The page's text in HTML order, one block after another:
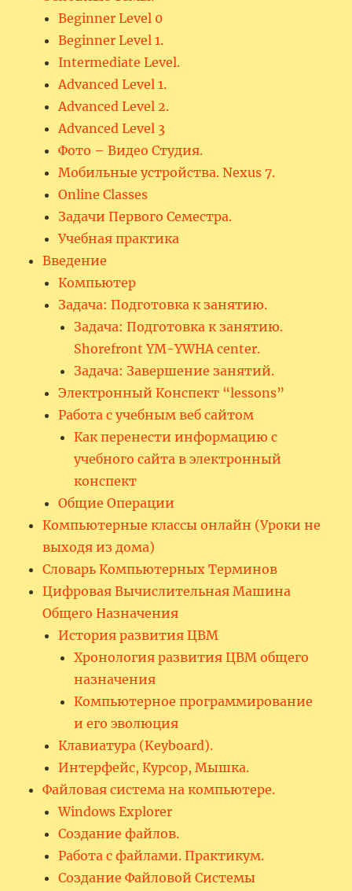
Beginner Level 0
Beginner Level 1.
Intermediate Level.
Advanced Level 1.
Advanced Level 2.
Advanced Level 3
Фото – Видео Студия.
Мобильные устройства. Nexus 7.
Online Classes
Задачи Первого Семестра.
Учебная практика
Введение
Компьютер
Задача: Подготовка к занятию.
Задача: Подготовка к занятию.
Shorefront YM-YWHA center.
Задача: Завершение занятий.
Электронный Конспект “lessons”
Работа с учебным веб сайтом
Как перенести информацию с
учебного сайта в электронный
конспект
Общие Операции
Компьютерные классы онлайн (Уроки не
выходя из дома)
Словарь Компьютерных Терминов
Цифровая Вычислительная Машина
Общего Назначения
История развития ЦВМ
Хронология развития ЦВМ общего
назначения
Компьютерное программирование
и его эволюция
Клавиатура (Keyboard).
Интерфейс, Курсор, Мышка.
Файловая система на компьютере.
Windows Explorer
Создание файлов.
Работа с файлами. Практикум.
Создание Файловой Системы